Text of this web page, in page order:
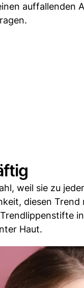
auffallenden
weil sie zu
diesen Trend
Haut.